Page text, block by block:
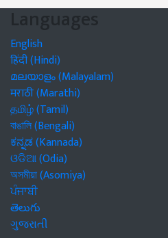
Languages
English
हिंदी (Hindi)
മലയാളം (Malayalam)
मराठी (Marathi)
தமிழ் (Tamil)
বাঙালি (Bengali)
ಕನ್ನಡ (Kannada)
ଓଡିଆ (Odia)
অসমীয়া (Asomiya)
ਪੰਜਾਬੀ
తెలుగు
ગુજરાતી